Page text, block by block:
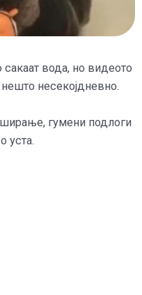
вода, но видеото
несекојдневно.
гумени подлоги
уста.